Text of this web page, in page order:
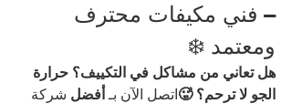
– فني مكيفات محترف
ومعتمد ❄️
هل تعاني من مشاكل في التكييف؟ حرارة
الجو لا ترحم؟ 🥵اتصل الآن بـ أفضل شركة